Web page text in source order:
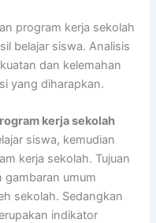
program kerja sekolah
belajar siswa. Analisis
dan kelemahan
yang diharapkan.
kerja sekolah
siswa, kemudian
kerja sekolah. Tujuan
gambaran umum
sekolah. Sedangkan
indikator